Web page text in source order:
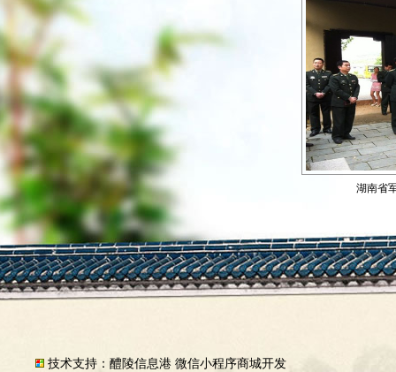
湖南省
技术支持： 醴陵信息港 微信小程序商城开发